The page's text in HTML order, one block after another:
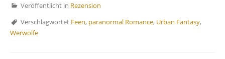
Veröffentlicht in Rezension
Verschlagwortet Feen, paranormal Romance, Urban Fantasy,
Werwölfe